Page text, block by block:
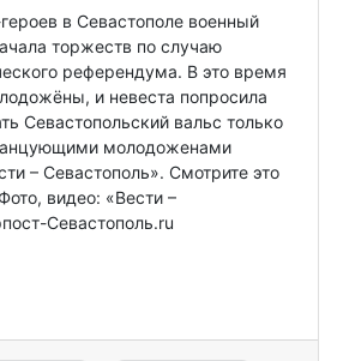
в Севастополе военный
торжеств по случаю
референдума. В это время
и невеста попросила
Севастопольский вальс только
молодоженами
– Севастополь». Смотрите это
видео: «Вести –
Севастополь.ru